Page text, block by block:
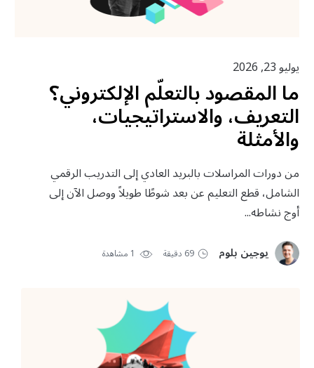
يوليو 23, 2026
ما المقصود بالتعلّم الإلكتروني؟
التعريف، والاستراتيجيات،
والأمثلة
من دورات المراسلات بالبريد العادي إلى التدريب الرقمي
الشامل، قطع التعليم عن بعد شوطًا طويلاً ووصل الآن إلى
أوج نشاطه...
يوجين بلوم 69 دقيقة 1 مشاهدة